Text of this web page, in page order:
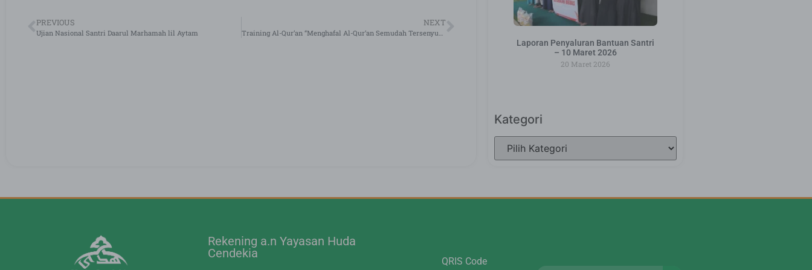
PREVIOUS
Ujian Nasional Santri Daarul Marhamah lil Aytam
NEXT
Laporan Penyaluran Bantuan Santri
– 10 Maret 2026
20 Maret 2026
Kategori
Rekening a.n Yayasan Huda
Cendekia
QRIS Code